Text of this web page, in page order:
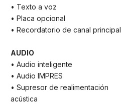
• Texto a voz
• Placa opcional
• Recordatorio de canal principal
AUDIO
• Audio inteligente
• Audio IMPRES
• Supresor de realimentación
acústica